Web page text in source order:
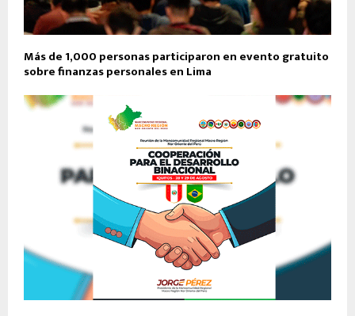
Más de 1,000 personas participaron en evento gratuito
sobre finanzas personales en Lima